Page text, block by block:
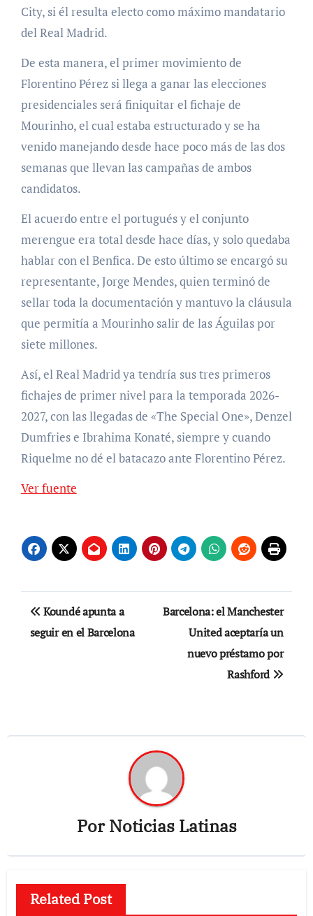
City, si él resulta electo como máximo mandatario
del Real Madrid.
De esta manera, el primer movimiento de
Florentino Pérez si llega a ganar las elecciones
presidenciales será finiquitar el fichaje de
Mourinho, el cual estaba estructurado y se ha
venido manejando desde hace poco más de las dos
semanas que llevan las campañas de ambos
candidatos.
El acuerdo entre el portugués y el conjunto
merengue era total desde hace días, y solo quedaba
hablar con el Benfica. De esto último se encargó su
representante, Jorge Mendes, quien terminó de
sellar toda la documentación y mantuvo la cláusula
que permitía a Mourinho salir de las Águilas por
siete millones.
Así, el Real Madrid ya tendría sus tres primeros
fichajes de primer nivel para la temporada 2026-
2027, con las llegadas de «The Special One», Denzel
Dumfries e Ibrahima Konaté, siempre y cuando
Riquelme no dé el batacazo ante Florentino Pérez.
Ver fuente
Navegación
de
Koundé apunta a
seguir en el Barcelona
Barcelona: el Manchester
United aceptaría un
nuevo préstamo por
Rashford
PorNoticias Latinas
Related Post